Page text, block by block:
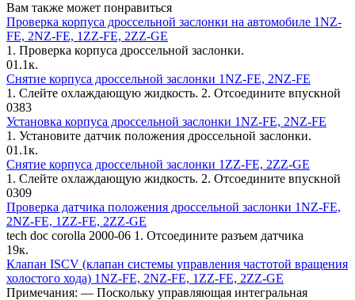
Вам также может понравиться
Проверка корпуса дроссельной заслонки на автомобиле 1NZ-
FE, 2NZ-FE, 1ZZ-FE, 2ZZ-GE
1. Проверка корпуса дроссельной за­слонки.
01.1к.
Снятие корпуса дроссельной заслонки 1NZ-FE, 2NZ-FE
1. Слейте охлаждающую жидкость. 2. Отсоедините впускной
0383
Установка корпуса дроссельной заслонки 1NZ-FE, 2NZ-FE
1. Установите датчик положения дрос­сельной заслонки.
01.1к.
Снятие корпуса дроссельной заслонки 1ZZ-FE, 2ZZ-GE
1. Слейте охлаждающую жидкость. 2. Отсоедините впускной
0309
Проверка датчика положения дроссельной заслонки 1NZ-FE,
2NZ-FE, 1ZZ-FE, 2ZZ-GE
tech doc corolla 2000-06 1. Отсоедините разъем датчика
19к.
Клапан ISCV (клапан системы управления частотой вращения
холостого хода) 1NZ-FE, 2NZ-FE, 1ZZ-FE, 2ZZ-GE
Примечания: — Поскольку управляющая инте­гральная